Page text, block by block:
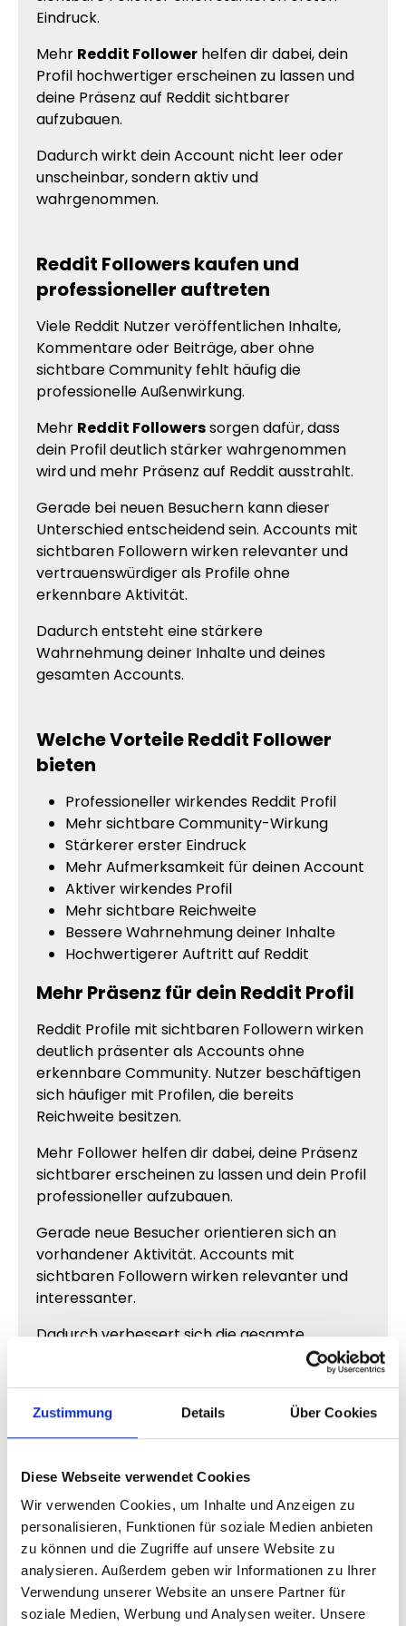
Zustimmung Details Über Cookies
Diese Webseite verwendet Cookies
Wir verwenden Cookies, um Inhalte und Anzeigen zu
personalisieren, Funktionen für soziale Medien anbieten
zu können und die Zugriffe auf unsere Website zu
analysieren. Außerdem geben wir Informationen zu Ihrer
Verwendung unserer Website an unsere Partner für
soziale Medien, Werbung und Analysen weiter. Unsere
Eindruck.
Mehr Reddit Follower helfen dir dabei, dein
Profil hochwertiger erscheinen zu lassen und
deine Präsenz auf Reddit sichtbarer
aufzubauen.
Dadurch wirkt dein Account nicht leer oder
unscheinbar, sondern aktiv und
wahrgenommen.
Reddit Followers kaufen und
professioneller auftreten
Viele Reddit Nutzer veröffentlichen Inhalte,
Kommentare oder Beiträge, aber ohne
sichtbare Community fehlt häufig die
professionelle Außenwirkung.
Mehr Reddit Followerssorgen dafür, dass
dein Profil deutlich stärker wahrgenommen
wird und mehr Präsenz auf Reddit ausstrahlt.
Gerade bei neuen Besuchern kann dieser
Unterschied entscheidend sein. Accounts mit
sichtbaren Followern wirken relevanter und
vertrauenswürdiger als Profile ohne
erkennbare Aktivität.
Dadurch entsteht eine stärkere
Wahrnehmung deiner Inhalte und deines
gesamten Accounts.
Welche Vorteile Reddit Follower
bieten
Professioneller wirkendes Reddit Profil
Mehr sichtbare Community-Wirkung
Stärkerer erster Eindruck
Mehr Aufmerksamkeit für deinen Account
Aktiver wirkendes Profil
Mehr sichtbare Reichweite
Bessere Wahrnehmung deiner Inhalte
Hochwertigerer Auftritt auf Reddit
Mehr Präsenz für dein Reddit Profil
Reddit Profile mit sichtbaren Followern wirken
deutlich präsenter als Accounts ohne
erkennbare Community. Nutzer beschäftigen
sich häufiger mit Profilen, die bereits
Reichweite besitzen.
Mehr Follower helfen dir dabei, deine Präsenz
sichtbarer erscheinen zu lassen und dein Profil
professioneller aufzubauen.
Gerade neue Besucher orientieren sich an
vorhandener Aktivität. Accounts mit
sichtbaren Followern wirken relevanter und
interessanter.
Dadurch verbessert sich die gesamte
Reddit Follower für neue Accounts
Problem, dass sie kaum Aufmerksamkeit
erhalten. Selbst gute Inhalte wirken dadurch
oft kleiner oder weniger relevant.
MehrReddit Followerhelfen dir dabei, dein
Profil direkt stärker erscheinen zu lassen und
einen besseren ersten Eindruck aufzubauen.